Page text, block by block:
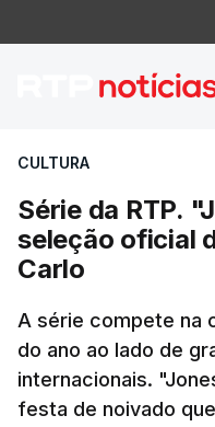
Série da
CULTURA
Série da RTP.
seleção oficial
Carlo
A série compete na
do ano ao lado de
internacionais.
festa de noivado